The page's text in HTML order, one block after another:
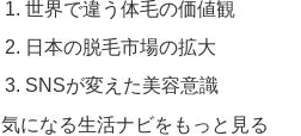
世界で違う体毛の価値観
日本の脱毛市場の拡大
SNSが変えた美容意識
気になる生活ナビをもっと見る